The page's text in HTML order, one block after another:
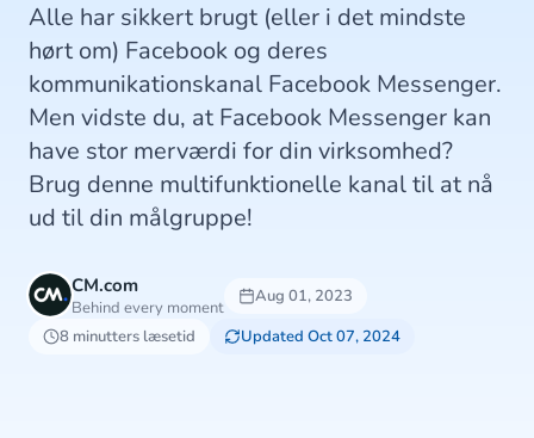
Alle har sikkert brugt (eller i det mindste
hørt om) Facebook og deres
kommunikationskanal Facebook Messenger.
Men vidste du, at Facebook Messenger kan
have stor merværdi for din virksomhed?
Brug denne multifunktionelle kanal til at nå
ud til din målgruppe!
CM.com
Behind every moment
Aug 01, 2023
8 minutters læsetid
Updated Oct 07, 2024